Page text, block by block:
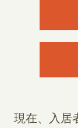
現在、入居